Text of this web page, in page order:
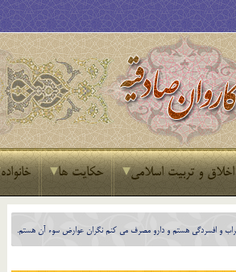
اخلاق و تربیت اسلامی حکایت ها خانواده
و افسردگي هستم و دارو مصرف مي كنم نگران عوارض سوء آن هستم.